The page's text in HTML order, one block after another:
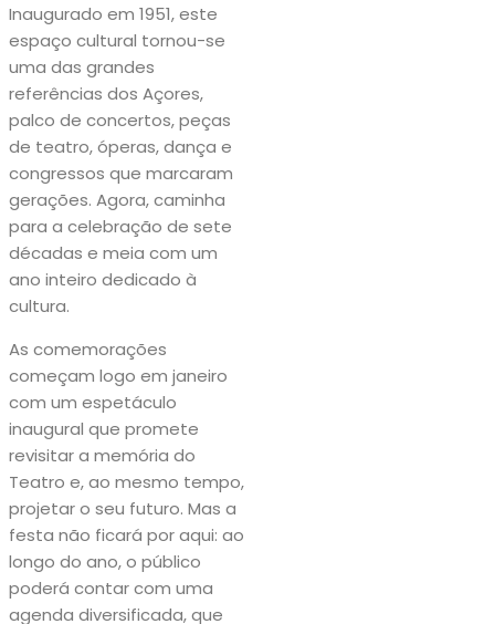
Inaugurado em 1951, este
espaço cultural tornou-se
uma das grandes
referências dos Açores,
palco de concertos, peças
de teatro, óperas, dança e
congressos que marcaram
gerações. Agora, caminha
para a celebração de sete
décadas e meia com um
ano inteiro dedicado à
cultura.
As comemorações
começam logo em janeiro
com um espetáculo
inaugural que promete
revisitar a memória do
Teatro e, ao mesmo tempo,
projetar o seu futuro. Mas a
festa não ficará por aqui: ao
longo do ano, o público
poderá contar com uma
agenda diversificada, que